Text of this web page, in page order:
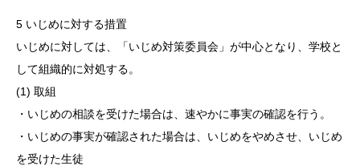
5 いじめに対する措置
いじめに対しては、「いじめ対策委員会」が中心となり、学校と
して組織的に対処する。
(1) 取組
・いじめの相談を受けた場合は、速やかに事実の確認を行う。
・いじめの事実が確認された場合は、いじめをやめさせ、いじめ
を受けた生徒